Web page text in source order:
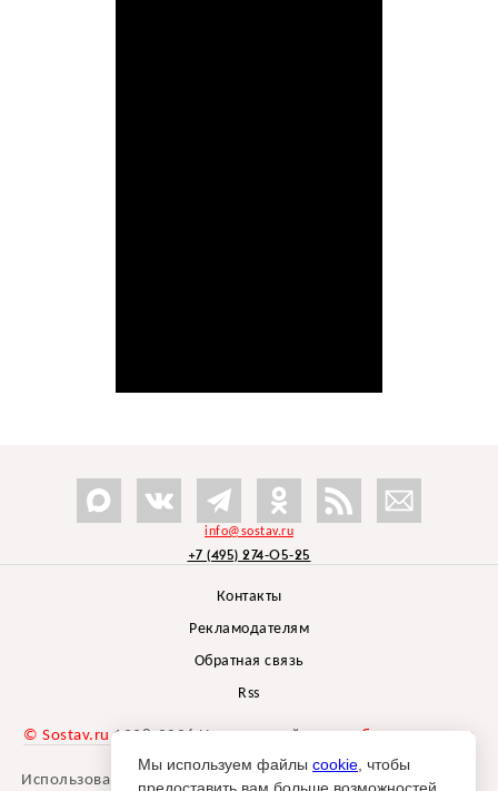
info@sostav.ru
+7 (495) 274-05-25
Контакты
Рекламодателям
Обратная связь
Rss
© Sostav.ru 1998-2026 Независимый проектбрендингового
агентства Depot
Использование материалов Sostav.ru допустимо только при
Мы используем файлы cookie , чтобы